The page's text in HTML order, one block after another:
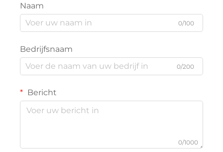
Naam
0/100
Bedrijfsnaam
0/200
Bericht
0/1000